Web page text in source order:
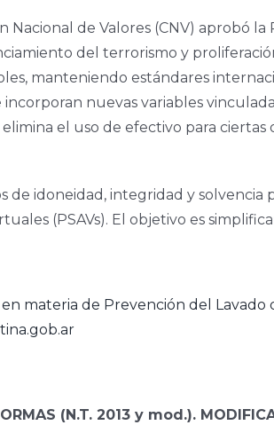
Nacional de Valores (CNV) aprobó
del terrorismo y
manteniendo estándares
incorporan nuevas variables
el uso de efectivo para
de idoneidad, integridad y
(PSAVs). El objetivo es
materia de Prevención del
(N.T. 2013 y mod.).